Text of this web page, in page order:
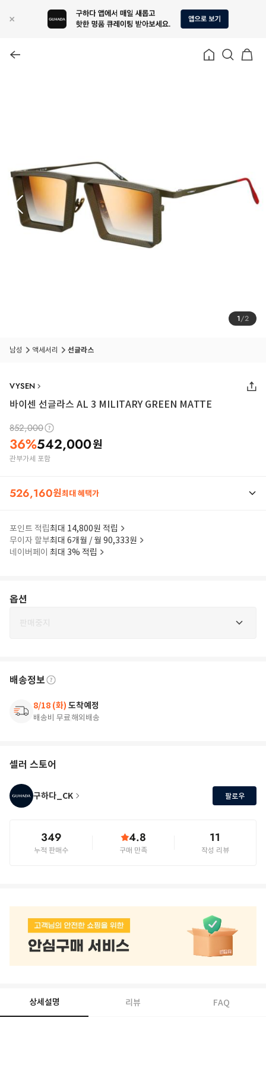
1/2
남성 액세서리 선글라스
VYSEN
바이센 선글라스 AL 3 MILITARY GREEN MATTE
852,000
36%542,000원
관부가세 포함
526,160원최대 혜택가
포인트 적립최대 14,800원 적립
무이자 할부최대 6개월 / 월 90,333원
네이버페이 최대 3% 적립
옵션
판매중지
배송정보
8/18 (화) 도착예정
배송비 무료해외배송
셀러 스토어
구하다_CK 팔로우
349
누적 판매수
4.8
구매 만족
11
작성 리뷰
상세설명 리뷰 FAQ